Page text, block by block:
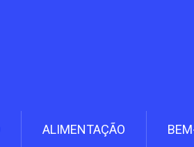
ALIMENTAÇÃO